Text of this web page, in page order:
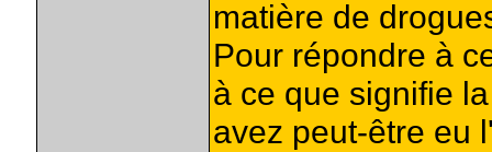
matière de
Pour répondre à
à ce que signifie
avez peut-être eu